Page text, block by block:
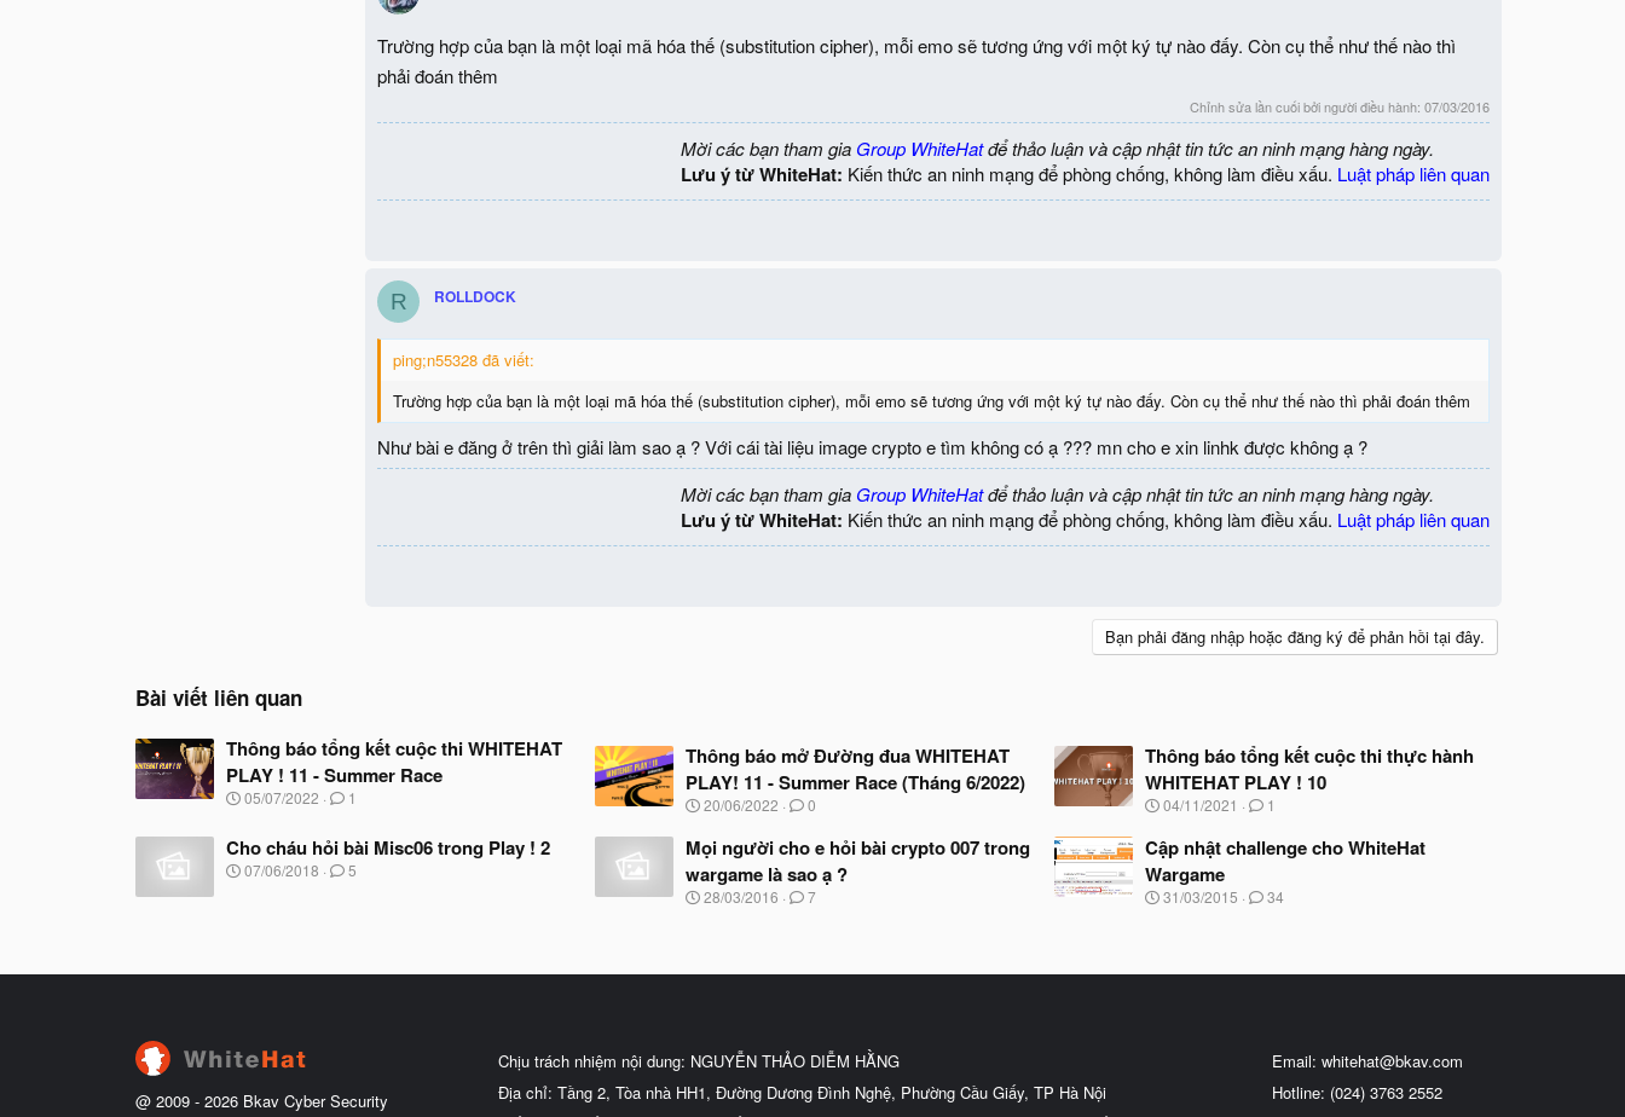
Trường hợp của bạn là một loại mã hóa thế (substitution cipher), mỗi emo sẽ tương ứng với một ký tự nào đấy. Còn cụ thể như thế nào thì
phải đoán thêm
Chỉnh sửa lần cuối bởi người điều hành: 07/03/2016
Mời các bạn tham gia Group WhiteHatđể thảo luận và cập nhật tin tức an ninh mạng hàng ngày.
Lưu ý từ WhiteHat: Kiến thức an ninh mạng để phòng chống, không làm điều xấu. Luật pháp liên quan
R ROLLDOCK
ping;n55328 đã viết:
Trường hợp của bạn là một loại mã hóa thế (substitution cipher), mỗi emo sẽ tương ứng với một ký tự nào đấy. Còn cụ thể như thế nào thì phải đoán thêm
Như bài e đăng ở trên thì giải làm sao ạ ? Với cái tài liệu image crypto e tìm không có ạ ??? mn cho e xin linhk được không ạ ?
Mời các bạn tham gia Group WhiteHatđể thảo luận và cập nhật tin tức an ninh mạng hàng ngày.
Lưu ý từ WhiteHat: Kiến thức an ninh mạng để phòng chống, không làm điều xấu. Luật pháp liên quan
Bạn phải đăng nhập hoặc đăng ký để phản hồi tại đây.
Bài viết liên quan
Thông báo tổng kết cuộc thi WHITEHAT
PLAY ! 11 - Summer Race
N
y
b
u
05/07/2022 1
Thông báo mở Đường đua WHITEHAT
PLAY! 11 - Summer Race (Tháng 6/2022)
N
à
y
b
ắ
u
20/06/2022 0
Thông báo tổng kết cuộc thi thực hành
WHITEHAT PLAY ! 10
N
à
y
b
ắ
u
04/11/2021 1
Cho cháu hỏi bài Misc06 trong Play ! 2
N
07/06/2018 5
Mọi người cho e hỏi bài crypto 007 trong
wargame là sao ạ ?
N
b
u
28/03/2016 7
Cập nhật challenge cho WhiteHat
Wargame
N
b
31/03/2015 34
@ 2009 - 2026 Bkav Cyber Security
Chịu trách nhiệm nội dung: NGUYỄN THẢO DIỄM HẰNG
Địa chỉ: Tầng 2, Tòa nhà HH1, Đường Dương Đình Nghệ, Phường Cầu Giấy, TP Hà Nội
Email: whitehat@bkav.com
Hotline: (024) 3763 2552